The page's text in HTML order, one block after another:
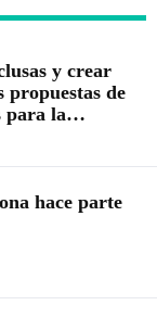
y crear
propuestas de
para la
hace parte